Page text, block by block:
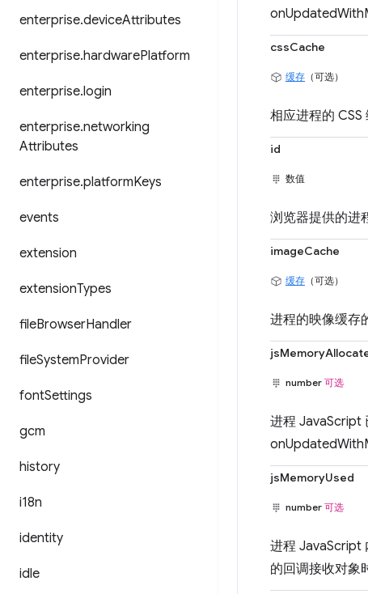
enterprise.deviceAttributes
enterprise.hardwarePlatform
enterprise.login
enterprise.networking
Attributes
enterprise.platformKeys
events
extension
extensionTypes
fileBrowserHandler
fileSystemProvider
fontSettings
gcm
history
i18n
identity
idle
cssCache
缓存 （可选）
相应进程的
id
数值
浏览器提供的进
imageCache
缓存 （可选）
进程的映像缓存
number 可选
进程 JavaScript
jsMemoryUsed
number 可选
进程 JavaScript
的回调接收对象